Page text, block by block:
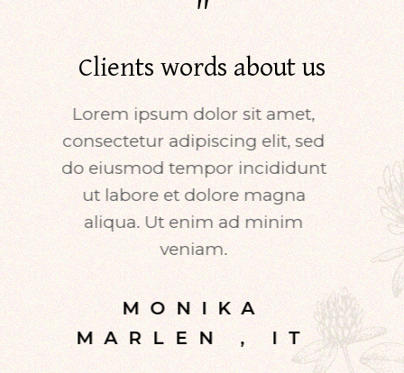
"
Clients words about us
Lorem ipsum dolor sit amet,
consectetur adipiscing elit, sed
do eiusmod tempor incididunt
ut labore et dolore magna
aliqua. Ut enim ad minim
veniam.
MONIKA
MARLEN
,IT
do